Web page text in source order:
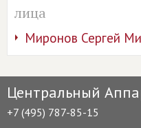
лица
Миронов Сергей
Центральный
+7 (495) 787-85-15